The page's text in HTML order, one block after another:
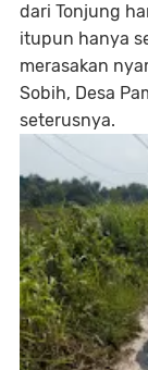
dari Tonjung
itupun hanya
merasakan
Sobih, Desa
seterusnya.